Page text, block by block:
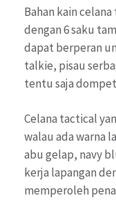
Bahan kain
dengan 6 saku
dapat berperan
talkie, pisau
tentu saja
Celana tactical
walau ada warna
abu gelap, navy
kerja lapangan
memperoleh